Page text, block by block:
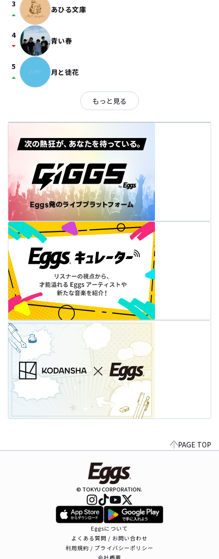
3
arrow_drop_up あひる文庫
4
arrow_drop_down 青い春
5
arrow_drop_up 月と徒花
もっと見る
PAGE TOP
© TOKYU CORPORATION.
Eggsについて
よくある質問 / お問い合わせ
利用規約 / プライバシーポリシー